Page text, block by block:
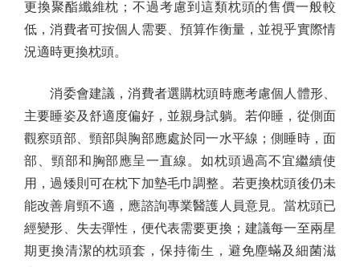
更換聚酯纖維枕；不過考慮到這類枕頭的售價一般較
低，消費者可按個人需要、預算作衡量，並視乎實際情
況適時更換枕頭。
消委會建議，消費者選購枕頭時應考慮個人體形、
主要睡姿及舒適度偏好，並親身試躺。若仰睡，從側面
觀察頭部、頸部與胸部應處於同一水平線；側睡時，面
部、頸部和胸部應呈一直線。如枕頭過高不宜繼續使
用，過矮則可在枕下加墊毛巾調整。若更換枕頭後仍未
能改善肩頸不適，應諮詢專業醫護人員意見。當枕頭已
經變形、失去彈性，便代表需要更換；建議每一至兩星
期更換清潔的枕頭套，保持衞生，避免塵蟎及細菌滋